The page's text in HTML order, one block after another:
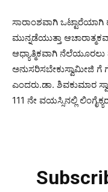
ಸಾರಾಂಶವಾಗಿ
ಮುನ್ನಡೆಯುತ್ತಾ
ಆಧ್ಯಾತ್ಮಿಕವಾಗಿ ನೆಲೆಯೂರಲು
ಅನುಸರಿಸಬೇಕುಸ್ವಾಮೀಜಿ
ಎಂದರು.ಡಾ. ಶಿವಕುಮಾರ
111 ನೇ ವಯಸ್ಸಿನಲ್ಲಿ